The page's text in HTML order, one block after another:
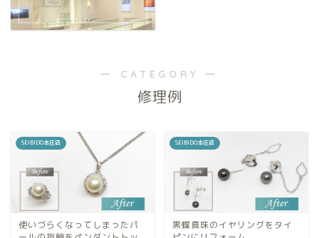
― CATEGORY ―
修理例
SEIBIDO本庄店
使いづらくなってしまったパ
SEIBIDO本庄店
黒蝶真珠のイヤリングをタイ